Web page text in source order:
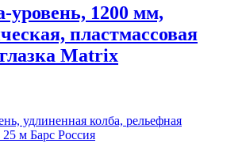
уровень, 1200 мм,
пластмассовая
Matrix